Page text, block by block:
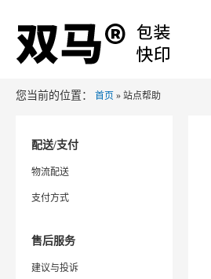
您当前的位置： 首页 » 站点帮助
配送/支付
物流配送
支付方式
售后服务
建议与投诉